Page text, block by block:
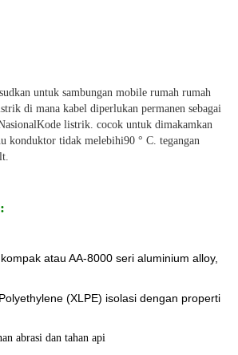
untuk sambungan mobile rumah rumah
di mana kabel diperlukan permanen sebagai
Kode listrik. cocok untuk dimakamkan
konduktor tidak melebihi90 ° C. tegangan
atau AA-8000 seri aluminium alloy,
(XLPE) isolasi dengan properti
abrasi dan tahan api